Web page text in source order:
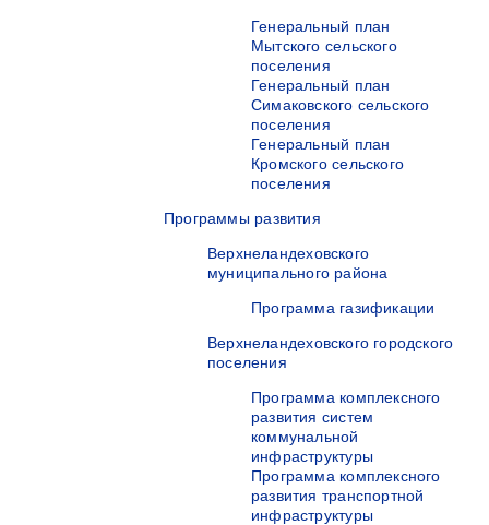
Генеральный план
Мытского сельского
поселения
Генеральный план
Симаковского сельского
поселения
Генеральный план
Кромского сельского
поселения
Программы развития
Верхнеландеховского
муниципального района
Программа газификации
Верхнеландеховского городского
поселения
Программа комплексного
развития систем
коммунальной
инфраструктуры
Программа комплексного
развития транспортной
инфраструктуры